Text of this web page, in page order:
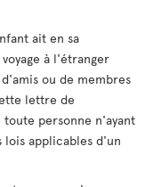
ait en sa
à l'étranger
ou de membres
lettre de
personne n'ayant
applicables d'un